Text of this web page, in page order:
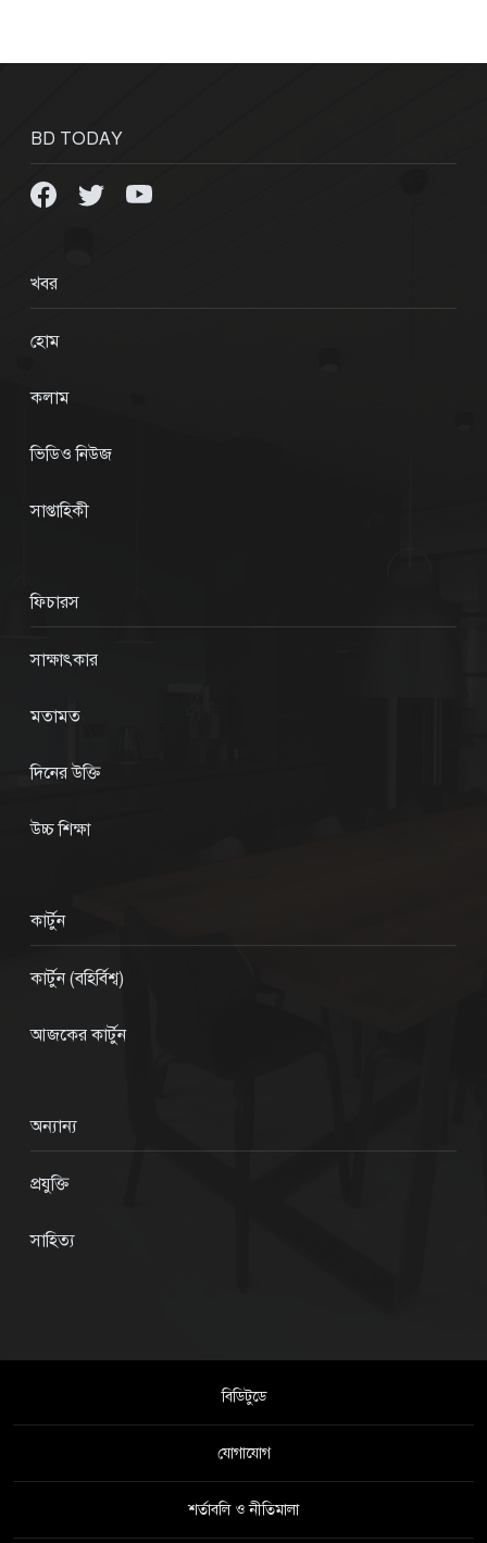
BD TODAY
খবর
হোম
কলাম
ভিডিও নিউজ
সাপ্তাহিকী
ফিচারস
সাক্ষাৎকার
মতামত
দিনের উক্তি
উচ্চ শিক্ষা
কার্টুন
কার্টুন (বহির্বিশ্ব)
আজকের কার্টুন
অন্যান্য
প্রযুক্তি
সাহিত্য
বিডিটুডে
যোগাযোগ
শর্তাবলি ও নীতিমালা